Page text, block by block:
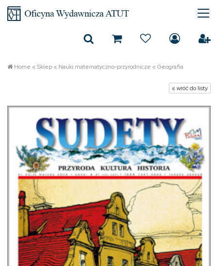
Home «Sklep« Nauki matematyczno-przyrodnicze «Geografia
« wróć do listy